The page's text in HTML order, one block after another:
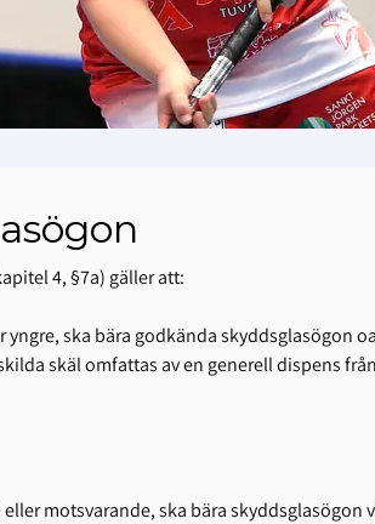
4, §7a) gäller att:
ska bära godkända skyddsglasögon
skäl omfattas av en generell dispens
motsvarande, ska bära skyddsglasögon